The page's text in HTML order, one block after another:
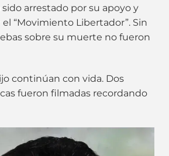
arrestado por su apoyo y
“Movimiento Libertador”. Sin
sobre su muerte no fueron
continúan con vida. Dos
fueron filmadas recordando